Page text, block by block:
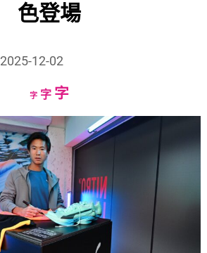
色登場
2025-12-02
字Decrease
size.
字Reset
size.
字Increase
size.